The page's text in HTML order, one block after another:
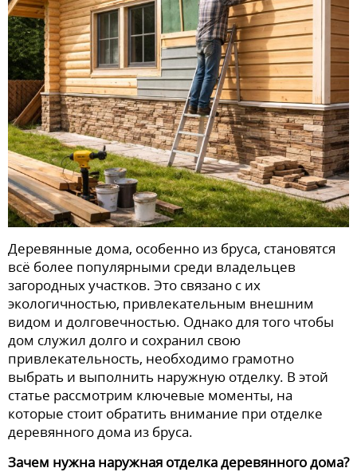
Деревянные дома, особенно из бруса, становятся
всё более популярными среди владельцев
загородных участков. Это связано с их
экологичностью, привлекательным внешним
видом и долговечностью. Однако для того чтобы
дом служил долго и сохранил свою
привлекательность, необходимо грамотно
выбрать и выполнить наружную отделку. В этой
статье рассмотрим ключевые моменты, на
которые стоит обратить внимание при отделке
деревянного дома из бруса.
Зачем нужна наружная отделка деревянного дома?